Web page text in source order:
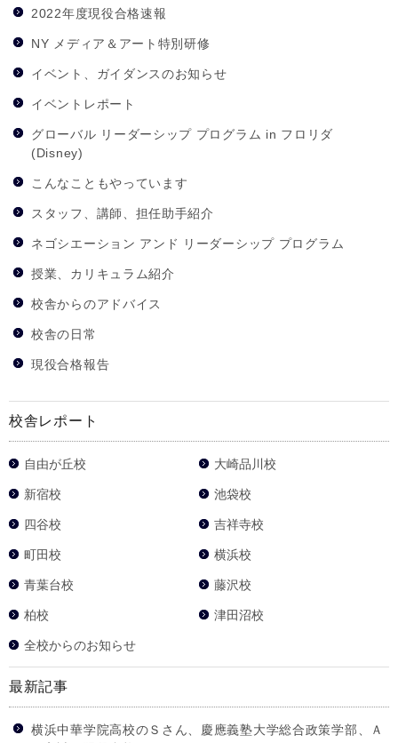
2022年度現役合格速報
NY メディア＆アート特別研修
イベント、ガイダンスのお知らせ
イベントレポート
グローバル リーダーシップ プログラム in フロリダ
(Disney)
こんなこともやっています
スタッフ、講師、担任助手紹介
ネゴシエーション アンド リーダーシップ プログラム
授業、カリキュラム紹介
校舎からのアドバイス
校舎の日常
現役合格報告
校舎レポート
自由が丘校 大崎品川校
新宿校 池袋校
四谷校 吉祥寺校
町田校 横浜校
青葉台校 藤沢校
柏校 津田沼校
全校からのお知らせ
最新記事
横浜中華学院高校のＳさん、慶應義塾大学総合政策学部、Ａ